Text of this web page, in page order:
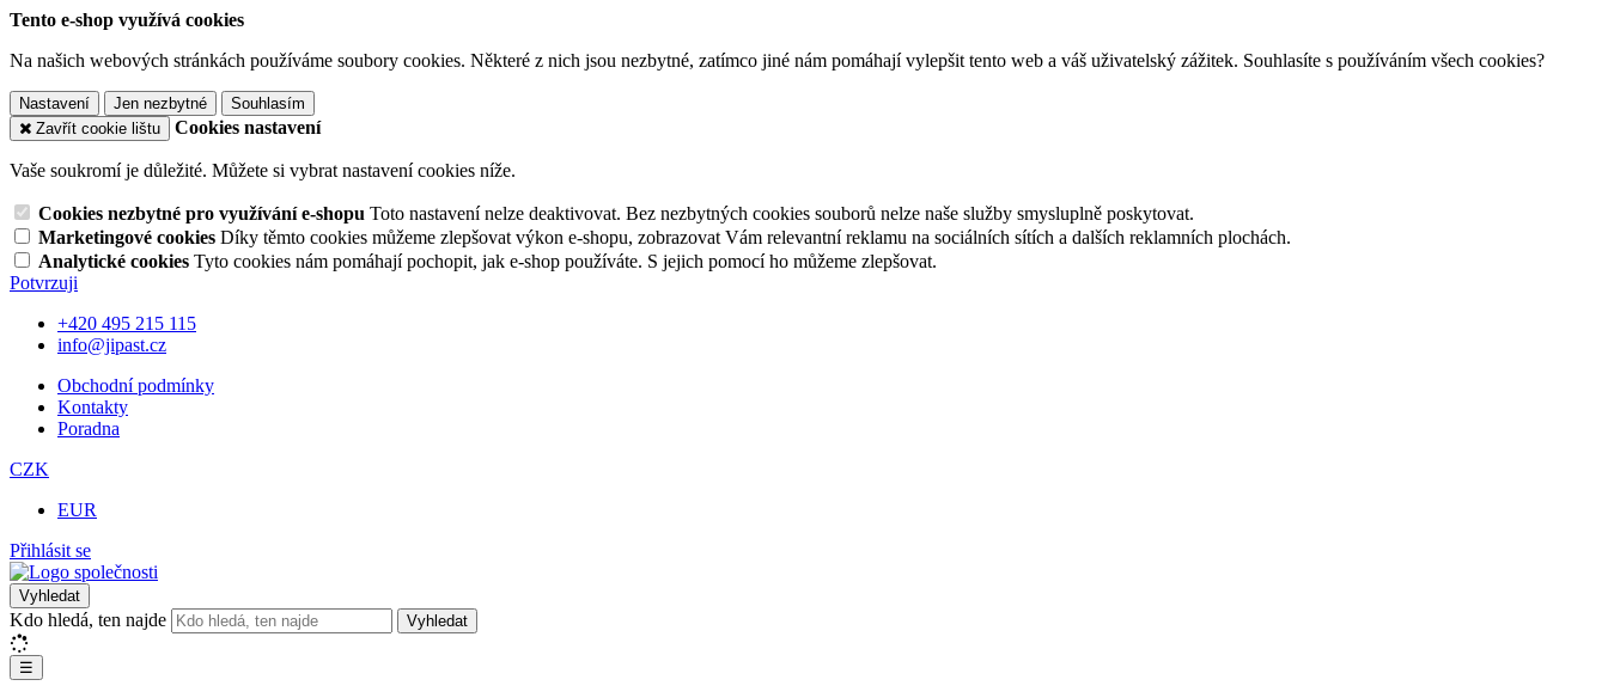
Tento e-shop využívá cookies
Na našich webových stránkách používáme soubory cookies. Některé z nich jsou nezbytné, zatímco jiné nám pomáhají vylepšit tento web a váš uživatelský zážitek. Souhlasíte s používáním všech cookies?
Nastavení Jen nezbytné
Souhlasím
Zavřít cookie lištu
Cookies nastavení
Vaše soukromí je důležité. Můžete si vybrat nastavení cookies níže.
Cookies nezbytné pro využívání e-shopu Toto nastavení nelze deaktivovat. Bez nezbytných cookies souborů nelze naše služby smysluplně poskytovat.
Marketingové cookies Díky těmto cookies můžeme zlepšovat výkon e-shopu, zobrazovat Vám relevantní reklamu na sociálních sítích a dalších reklamních plochách.
Analytické cookies Tyto cookies nám pomáhají pochopit, jak e-shop používáte. S jejich pomocí ho můžeme zlepšovat.
Potvrzuji
+420 495 215 115
info@jipast.cz
Obchodní podmínky
Kontakty
Poradna
CZK
EUR
Přihlásit se
Vyhledat
Kdo hledá, ten najde Vyhledat
☰